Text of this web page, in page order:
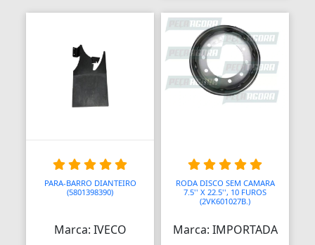
PARA-BARRO DIANTEIRO
(5801398390)
Marca: IVECO
RODA DISCO SEM CAMARA
7.5'' X 22.5'', 10 FUROS
(2VK601027B.)
Marca: IMPORTADA